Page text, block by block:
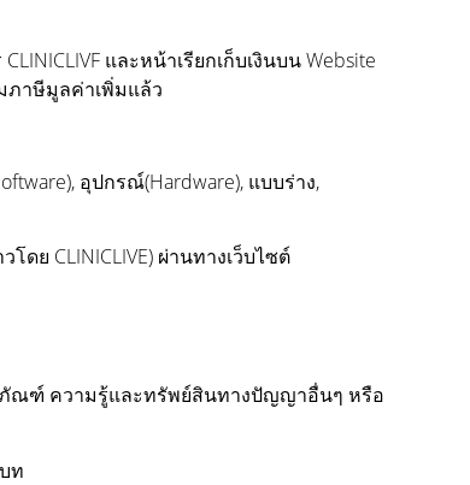
และหน้าเรียกเก็บเงินบน Website
ภาษีมูลค่าเพิ่มแล้ว
อุปกรณ์(Hardware), แบบร่าง,
ย CLINICLIVE) ผ่านทางเว็บไซต์
ภัณฑ์ ความรู้และทรัพย์สินทางปัญญาอื่นๆ หรือ
ท